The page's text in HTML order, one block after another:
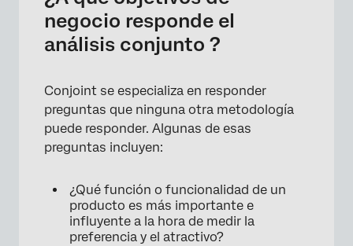
negocio responde el
análisis conjunto ?
Conjoint se especializa en responder
preguntas que ninguna otra metodología
puede responder. Algunas de esas
preguntas incluyen:
¿Qué función o funcionalidad de un
producto es más importante e
influyente a la hora de medir la
preferencia y el atractivo?